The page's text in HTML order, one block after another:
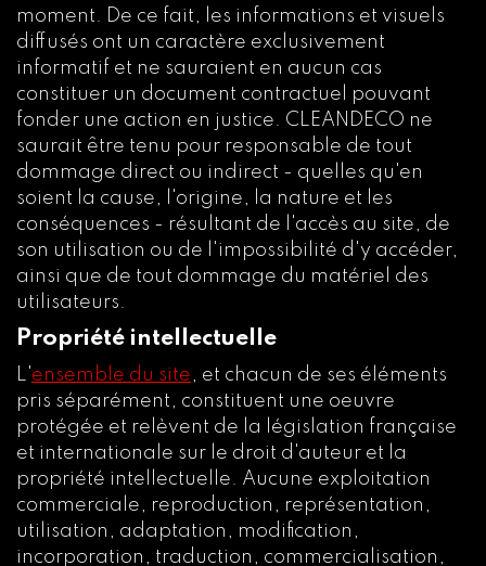
moment. De ce fait, les informations et visuels
diffusés ont un caractère exclusivement
informatif et ne sauraient en aucun cas
constituer un document contractuel pouvant
fonder une action en justice. CLEANDECO ne
saurait être tenu pour responsable de tout
dommage direct ou indirect - quelles qu'en
soient la cause, l'origine, la nature et les
conséquences - résultant de l'accès au site, de
son utilisation ou de l'impossibilité d'y accéder,
ainsi que de tout dommage du matériel des
utilisateurs.
Propriété intellectuelle
L'ensemble du site, et chacun de ses éléments
pris séparément, constituent une oeuvre
protégée et relèvent de la législation française
et internationale sur le droit d'auteur et la
propriété intellectuelle. Aucune exploitation
commerciale, reproduction, représentation,
utilisation, adaptation, modification,
incorporation, traduction, commercialisation,